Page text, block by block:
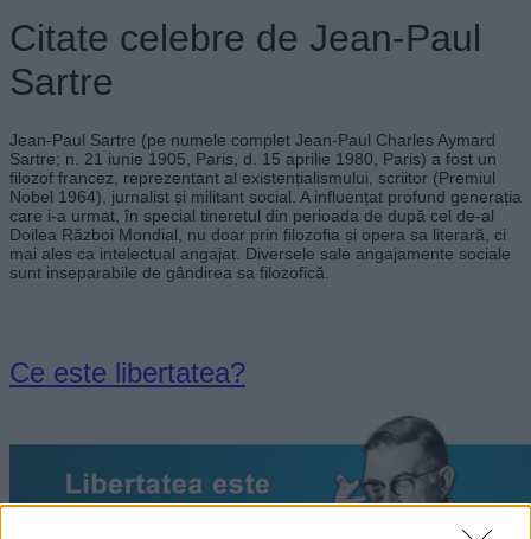
Citate celebre de Jean-Paul
Sartre
Jean-Paul Sartre (pe numele complet Jean-Paul Charles Aymard
Sartre; n. 21 iunie 1905, Paris, d. 15 aprilie 1980, Paris) a fost un
filozof francez, reprezentant al existențialismului, scriitor (Premiul
Nobel 1964), jurnalist și militant social. A influențat profund generația
care i-a urmat, în special tineretul din perioada de după cel de-al
Doilea Război Mondial, nu doar prin filozofia și opera sa literară, ci
mai ales ca intelectual angajat. Diversele sale angajamente sociale
sunt inseparabile de gândirea sa filozofică.
Ce este libertatea?